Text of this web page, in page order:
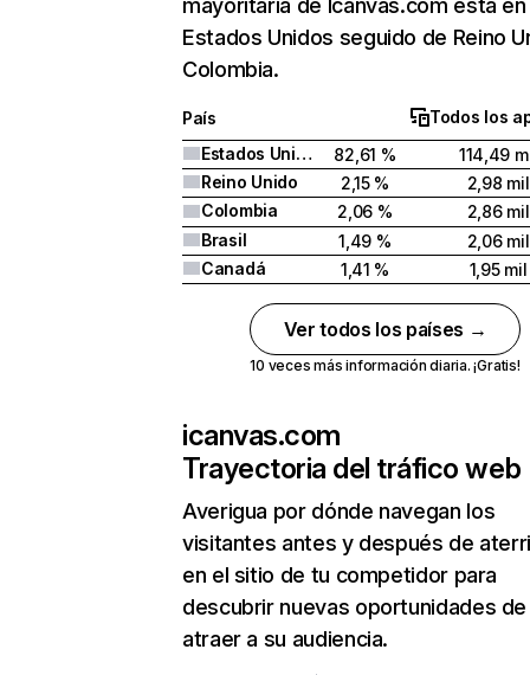
mayoritaria de Icanvas.com está en
Estados Unidos seguido de Reino
Colombia.
País
Todos los
Estados Unidos
82,61 %
114,49
Reino Unido
2,15 %
2,98 mil
Colombia
2,06 %
2,86 mil
Brasil
1,49 %
2,06 mil
Canadá
1,41 % 1,95 mil
Ver todos los países →
10 veces más información diaria. ¡Gratis!
icanvas.com
Trayectoria del tráfico web
Averigua por dónde navegan los
visitantes antes y después de
en el sitio de tu competidor para
descubrir nuevas oportunidades de
atraer a su audiencia.